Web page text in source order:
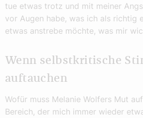
tue etwas trotz und mit meiner
vor Augen habe, was ich als richtig
etwas anstrebe möchte, was mir
Wenn selbstkritische
auftauchen
Wofür muss Melanie Wolfers Mut
Bereich, der mich immer wieder